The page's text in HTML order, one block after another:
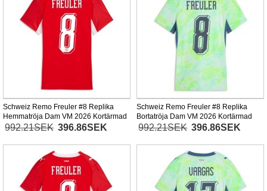
Schweiz Remo Freuler #8 Replika
Hemmatröja Dam VM 2026 Kortärmad
992.21SEK 396.86SEK
Schweiz Remo Freuler #8 Replika
Bortatröja Dam VM 2026 Kortärmad
992.21SEK 396.86SEK